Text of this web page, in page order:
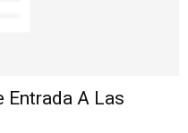
Entrada A Las